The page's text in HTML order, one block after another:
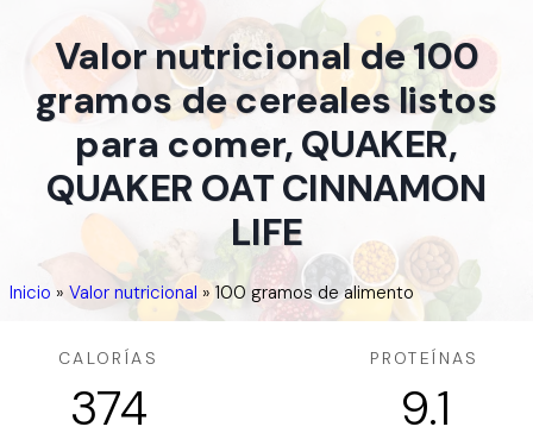
Valor nutricional de 100
gramos de cereales listos
para comer, QUAKER,
QUAKER OAT CINNAMON
LIFE
Inicio » Valor nutricional » 100 gramos de alimento
CALORÍAS
374
PROTEÍNAS
9.1